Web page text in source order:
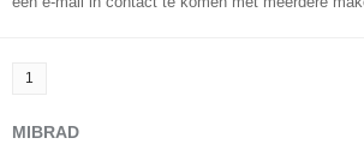
1
MIBRAD